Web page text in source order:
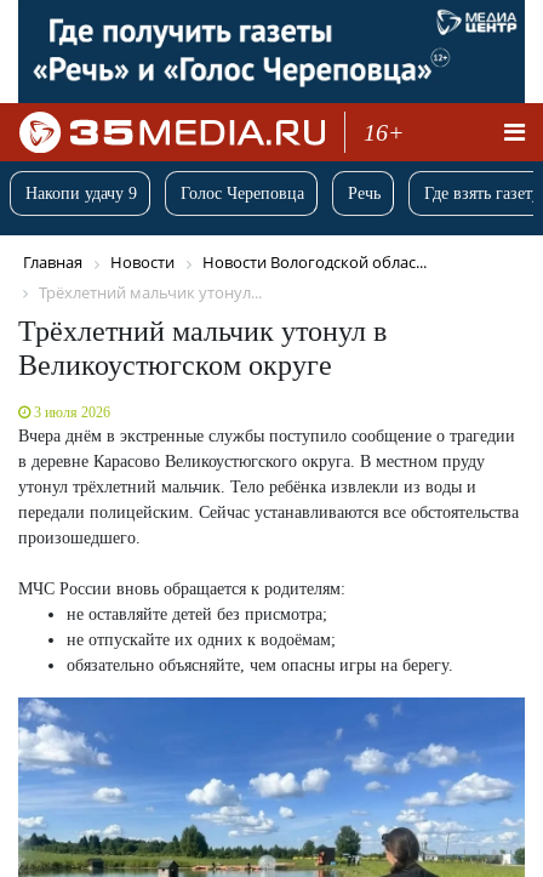
16+
Накопи удачу 9 Голос Череповца Речь Где взять
Главная Новости
Новости Вологодской облас...
Трёхлетний мальчик утонул...
Трёхлетний мальчик утонул в
Великоустюгском округе
3 июля 2026
Вчера днём в экстренные службы поступило сообщение о трагедии
в деревне Карасово Великоустюгского округа. В местном пруду
утонул трёхлетний мальчик. Тело ребёнка извлекли из воды и
передали полицейским. Сейчас устанавливаются все обстоятельства
произошедшего.
МЧС России вновь обращается к родителям:
не оставляйте детей без присмотра;
не отпускайте их одних к водоёмам;
обязательно объясняйте, чем опасны игры на берегу.